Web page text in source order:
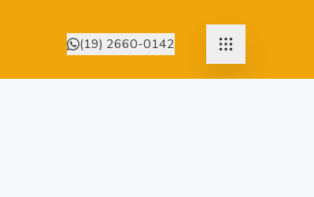
(19) 2660-0142